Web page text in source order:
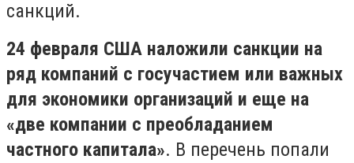
санкций.
24 февраля США наложили санкции на
ряд компаний с госучастием или важных
для экономики организаций и еще на
«две компании с преобладанием
частного капитала». В перечень попали